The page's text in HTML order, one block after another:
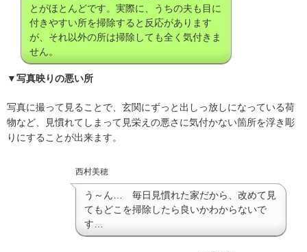
とがほとんどです。実際に、うちの夫も目に
付きやすい所を掃除すると反応があります
が、それ以外の所は掃除しても全く気付きま
せん。
▼写真映りの悪い所
写真に撮って見ることで、玄関にずっと出しっ放しになっている荷
物など、見慣れてしまって見栄えの悪さに気付かない箇所を浮き彫
りにすることが出来ます。
西村美穂
う～ん… 毎日見慣れた家だから、改めて見
てもどこを掃除したら良いかわからないで
す…